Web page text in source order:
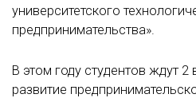
университетского
предпринимательства».
В этом году студентов ждут 2
развитие